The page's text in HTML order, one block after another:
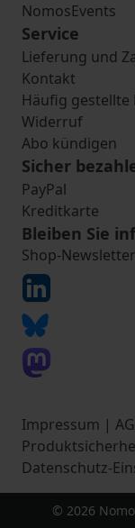
NomosEvents
Service
Lieferung und
Kontakt
Häufig gestellte
Widerruf
Abo kündigen
Sicher
PayPal
Kreditkarte
Bleiben Sie
Shop-Newsletter
Impressum |
Datenschutz-
© 2026